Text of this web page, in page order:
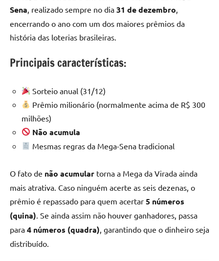
Sena , realizado sempre no dia 31 de dezembro
encerrando o ano com um dos maiores prêmios da
história das loterias brasileiras.
Principais características:
Sorteio anual (31/12)
Prêmio milionário (normalmente acima de R$ 300
milhões)
Não acumula
Mesmas regras da Mega-Sena tradicional
O fato de não acumular torna a Mega da Virada ainda
mais atrativa. Caso ninguém acerte as seis dezenas, o
prêmio é repassado para quem acertar 5 números
(quina) . Se ainda assim não houver ganhadores, passa
para 4 números (quadra) , garantindo que o dinheiro seja
distribuído.